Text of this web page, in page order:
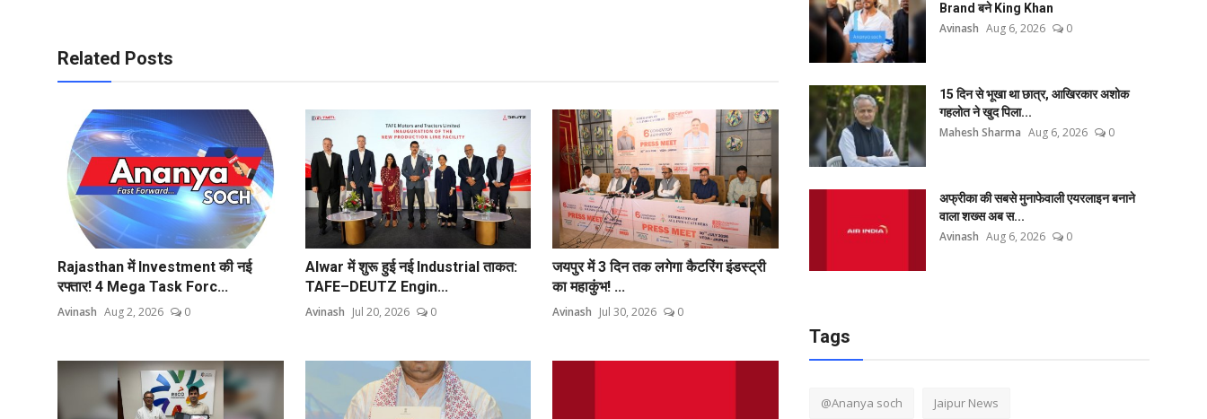
Related Posts
Rajasthan में Investment की नई
रफ्तार! 4 Mega Task Forc...
Avinash Aug 2, 2026 0
Alwar में शुरू हुई नई Industrial ताकत:
TAFE–DEUTZ Engin...
Avinash Jul 20, 2026 0
जयपुर में 3 दिन तक लगेगा कैटरिंग इंडस्ट्री
का महाकुंभ! ...
Avinash Jul 30, 2026 0
Brand बने King Khan
Avinash Aug 6, 2026 0
15 दिन से भूखा था छात्र, आखिरकार अशोक
गहलोत ने खुद पिला...
Mahesh Sharma Aug 6, 2026 0
अफ्रीका की सबसे मुनाफेवाली एयरलाइन बनाने
वाला शख्स अब स...
Avinash Aug 6, 2026 0
Tags
@Ananya soch Jaipur News